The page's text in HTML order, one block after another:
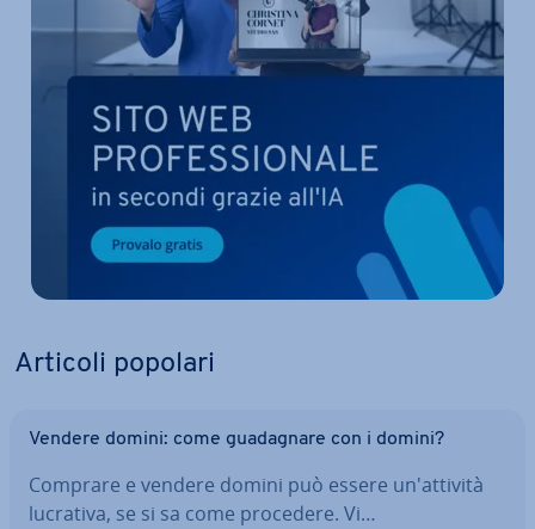
Articoli popolari
Vendere domini: come gua­da­gna­re con i domini?
Comprare e vendere domini può essere un'at­ti­vi­tà
lucrativa, se si sa come procedere. Vi…